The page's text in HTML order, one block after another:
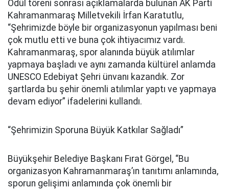
Ödül töreni sonrası açıklamalarda bulunan AK Parti
Kahramanmaraş Milletvekili İrfan Karatutlu,
“Şehrimizde böyle bir organizasyonun yapılması beni
çok mutlu etti ve buna çok ihtiyacımız vardı.
Kahramanmaraş, spor alanında büyük atılımlar
yapmaya başladı ve aynı zamanda kültürel anlamda
UNESCO Edebiyat Şehri ünvanı kazandık. Zor
şartlarda bu şehir önemli atılımlar yaptı ve yapmaya
devam ediyor” ifadelerini kullandı.
“Şehrimizin Sporuna Büyük Katkılar Sağladı”
Büyükşehir Belediye Başkanı Fırat Görgel, “Bu
organizasyon Kahramanmaraş’ın tanıtımı anlamında,
sporun gelişimi anlamında çok önemli bir